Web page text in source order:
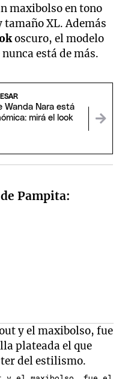
maxibolso en tono
XL. Además
oscuro, el modelo
está de más.
Wanda Nara está
mirá el look
Pampita: